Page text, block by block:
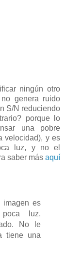
ningún otro
genera ruido
S/N reduciendo
porque lo
una pobre
velocidad), y es
luz, y no el
saber más aquí
imagen es
luz,
No le
tiene una